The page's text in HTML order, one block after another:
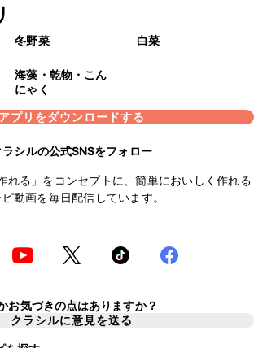
冬野菜 白菜
海藻・乾物・こん
にゃく
アプリをダウンロードする
ラシルの公式SNSをフォロー
れる」をコンセプトに、簡単においしく作れる
ピ動画を毎日配信しています。
お気づきの点はありますか？
クラシルに意見を送る